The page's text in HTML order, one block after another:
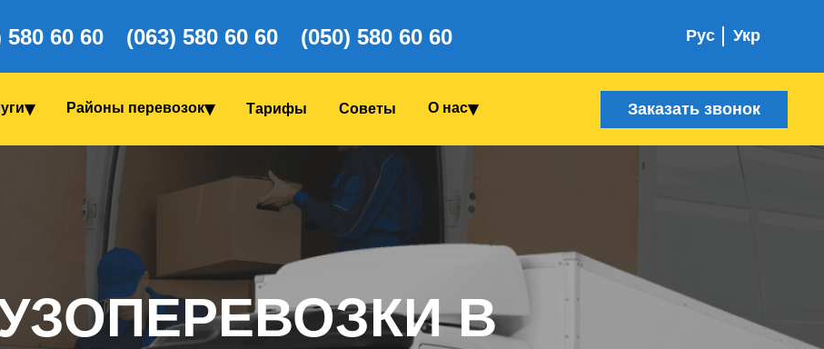
580 60 60 (063) 580 60 60 (050) 580 60 60 Рус Укр
Районы перевозок Тарифы Coветы О нас Заказать звонок
В